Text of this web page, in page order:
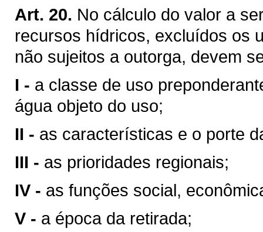
Art. 20. No cálculo do valor a
recursos hídricos, excluídos os
não sujeitos a outorga, devem
I - a classe de uso
água objeto do uso;
II - as características e o porte
III - as prioridades regionais;
IV - as funções social,
V - a época da retirada;